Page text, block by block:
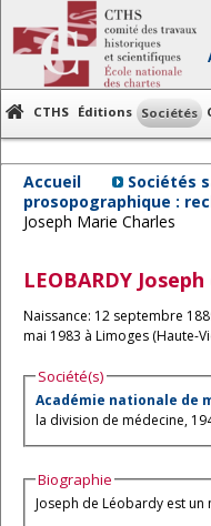
CTHS Éditions Sociétés
Accueil Sociétés
prosopographique :
Joseph Marie Charles
LEOBARDY Joseph
Naissance: 12 septembre
mai 1983 à Limoges (Haute-
Société(s)
Académie nationale de
la division de médecine,
Biographie
Joseph de Léobardy est un